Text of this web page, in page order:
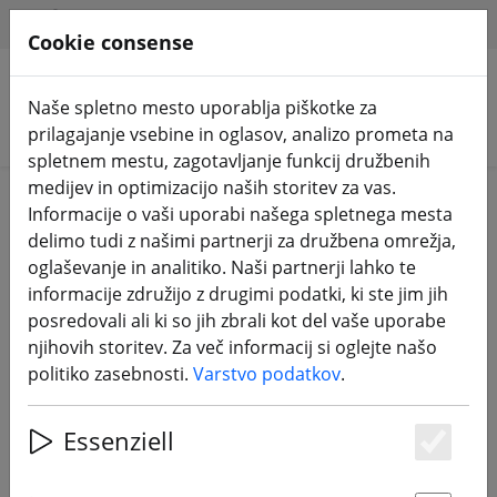
Iskanje izdelkov
ZURÜCK ZUM BLOG
Partnerski program
28.06.22
Cookie consense
Naše spletno mesto uporablja piškotke za
prilagajanje vsebine in oglasov, analizo prometa na
spletnem mestu, zagotavljanje funkcij družbenih
medijev in optimizacijo naših storitev za vas.
Informacije o vaši uporabi našega spletnega mesta
delimo tudi z našimi partnerji za družbena omrežja,
oglaševanje in analitiko. Naši partnerji lahko te
informacije združijo z drugimi podatki, ki ste jim jih
posredovali ali ki so jih zbrali kot del vaše uporabe
njihovih storitev. Za več informacij si oglejte našo
politiko zasebnosti. Varstvo podatkov.
Essenziell